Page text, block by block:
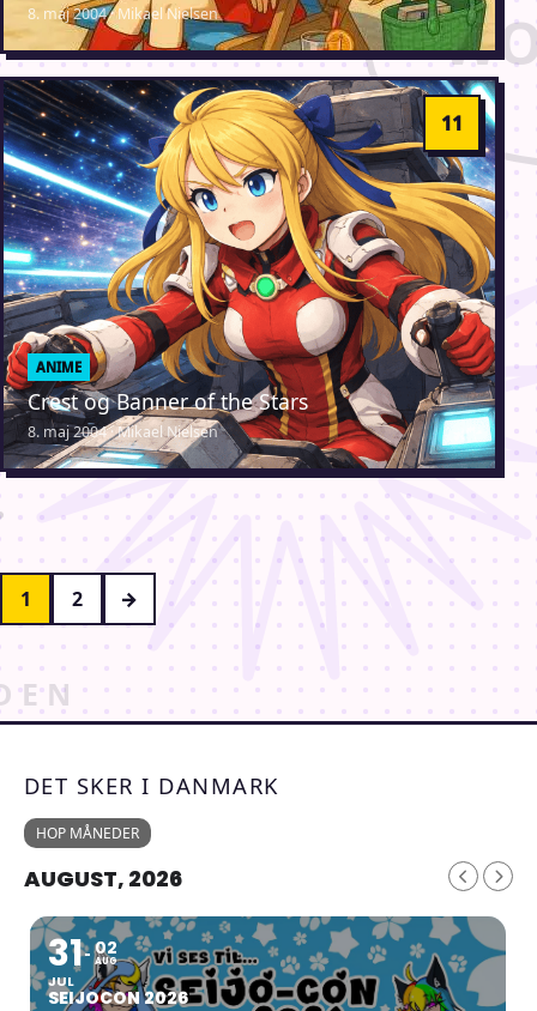
8. maj 2004 · Mikael Nielsen
ANIME
Crest og Banner of the Stars
8. maj 2004 · Mikael Nielsen
Indlægsinddeling
1 2 →
DET SKER I DANMARK
HOP MÅNEDER
AUGUST, 2026
31
JUL
02
AUG
SEIJOCON 2026